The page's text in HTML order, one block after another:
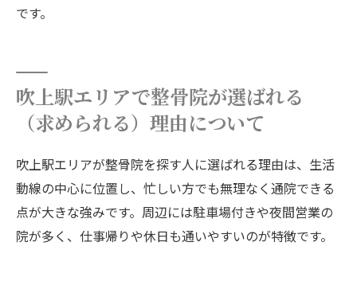
です。
吹上駅エリアで整骨院が選ばれる
（求められる）理由について
吹上駅エリアが整骨院を探す人に選ばれる理由は、生活
動線の中心に位置し、忙しい方でも無理なく通院できる
点が大きな強みです。周辺には駐車場付きや夜間営業の
院が多く、仕事帰りや休日も通いやすいのが特徴です。